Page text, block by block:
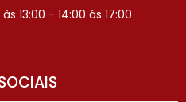
13:00 - 14:00 ás 17:00